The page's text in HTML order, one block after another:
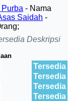
- Nama
Saidah -
Deskripsi
Tersedia
Tersedia
Tersedia
Tersedia